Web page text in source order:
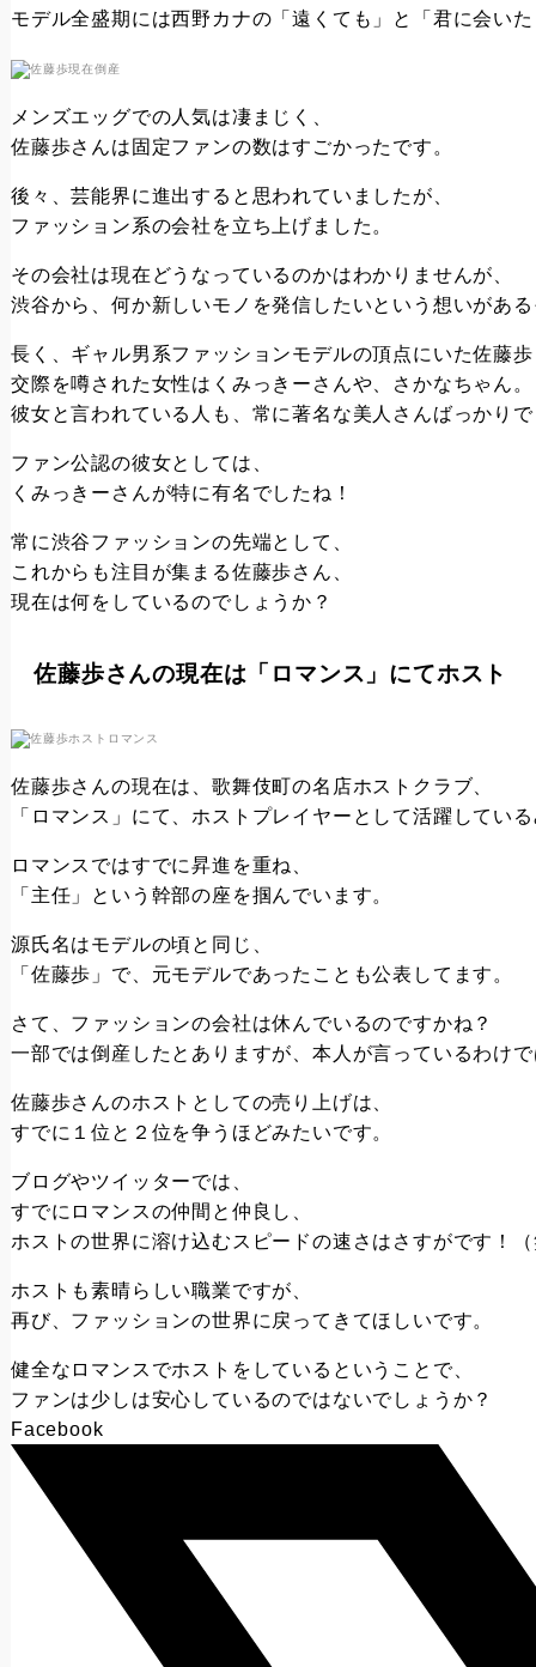
モデル全盛期には西野カナの「遠くても」と「君に会い
メンズエッグでの人気は凄まじく、
佐藤歩さんは固定ファンの数はすごかったです。
後々、芸能界に進出すると思われていましたが、
ファッション系の会社を立ち上げました。
その会社は現在どうなっているのかはわかりませんが、
渋谷から、何か新しいモノを発信したいという想いがあ
長く、ギャル男系ファッションモデルの頂点にいた佐藤
交際を噂された女性はくみっきーさんや、さかなちゃん。
彼女と言われている人も、常に著名な美人さんばっかり
ファン公認の彼女としては、
くみっきーさんが特に有名でしたね！
常に渋谷ファッションの先端として、
これからも注目が集まる佐藤歩さん、
現在は何をしているのでしょうか？
佐藤歩さんの現在は「ロマンス」にてホスト
佐藤歩さんの現在は、歌舞伎町の名店ホストクラブ、
「ロマンス」にて、ホストプレイヤーとして活躍してい
ロマンスではすでに昇進を重ね、
「主任」という幹部の座を掴んでいます。
源氏名はモデルの頃と同じ、
「佐藤歩」で、元モデルであったことも公表してます。
さて、ファッションの会社は休んでいるのですかね？
一部では倒産したとありますが、本人が言っているわけ
佐藤歩さんのホストとしての売り上げは、
すでに１位と２位を争うほどみたいです。
ブログやツイッターでは、
すでにロマンスの仲間と仲良し、
ホストの世界に溶け込むスピードの速さはさすがです！
ホストも素晴らしい職業ですが、
再び、ファッションの世界に戻ってきてほしいです。
健全なロマンスでホストをしているということで、
ファンは少しは安心しているのではないでしょうか？
Facebook